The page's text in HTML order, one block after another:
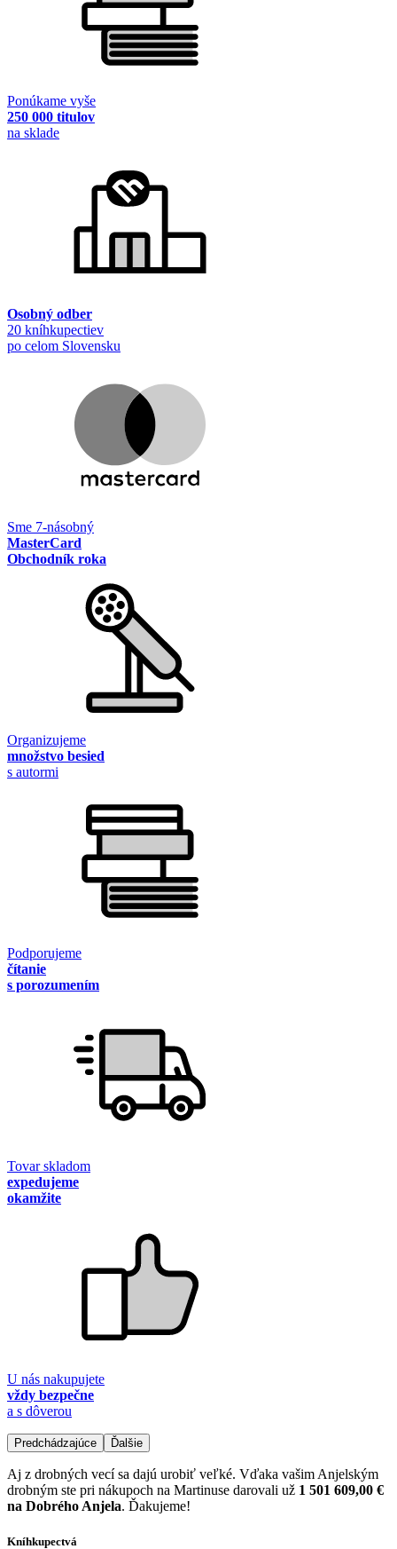
Ponúkame vyše
250 000 titulov
na sklade
Osobný odber
20 kníhkupectiev
po celom Slovensku
Sme 7-násobný
MasterCard
Obchodník roka
Organizujeme
množstvo besied
s autormi
Podporujeme
čítanie
s porozumením
Tovar skladom
expedujeme
okamžite
U nás nakupujete
vždy bezpečne
a s dôverou
Predchádzajúce Ďalšie
Aj z drobných vecí sa dajú urobiť veľké. Vďaka vašim Anjelským
drobným ste pri nákupoch na Martinuse darovali už 1 501 609,00 €
na Dobrého Anjela. Ďakujeme!
Kníhkupectvá